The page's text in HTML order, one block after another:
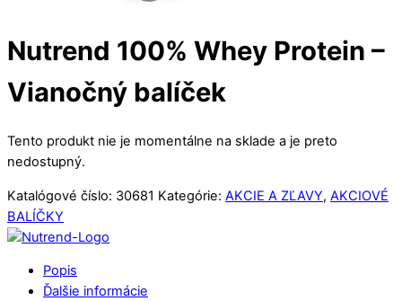
Nutrend 100% Whey Protein –
Vianočný balíček
Tento produkt nie je momentálne na sklade a je preto
nedostupný.
Katalógové číslo: 30681 Kategórie: AKCIE A ZĽAVY, AKCIOVÉ
BALÍČKY
Popis
Ďalšie informácie